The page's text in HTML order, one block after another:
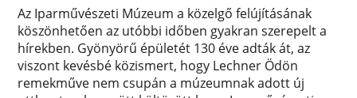
Az Iparművészeti Múzeum a közelgő felújításának
köszönhetően az utóbbi időben gyakran szerepelt a
hírekben. Gyönyörű épületét 130 éve adták át, az
viszont kevésbé közismert, hogy Lechner Ödön
remekműve nem csupán a múzeumnak adott új